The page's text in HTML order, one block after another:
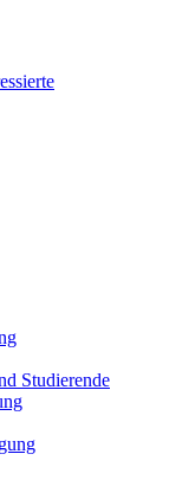
Studierende